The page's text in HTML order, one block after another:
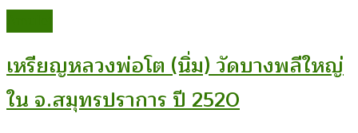
เหรียญหลวงพ่อโต (นิ่ม) วัดบางพลีใหญ่
ใน จ.สมุทรปราการ ปี 2520